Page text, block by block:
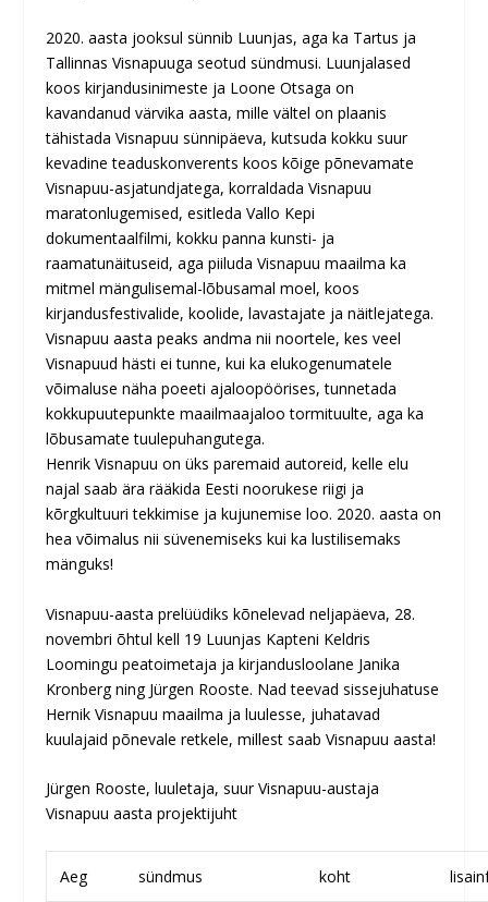
2020. aasta jooksul sünnib Luunjas, aga ka Tartus ja
Tallinnas Visnapuuga seotud sündmusi. Luunjalased
koos kirjandusinimeste ja Loone Otsaga on
kavandanud värvika aasta, mille vältel on plaanis
tähistada Visnapuu sünnipäeva, kutsuda kokku suur
kevadine teaduskonverents koos kõige põnevamate
Visnapuu-asjatundjatega, korraldada Visnapuu
maratonlugemised, esitleda Vallo Kepi
dokumentaalfilmi, kokku panna kunsti- ja
raamatunäituseid, aga piiluda Visnapuu maailma ka
mitmel mängulisemal-lõbusamal moel, koos
kirjandusfestivalide, koolide, lavastajate ja näitlejatega.
Visnapuu aasta peaks andma nii noortele, kes veel
Visnapuud hästi ei tunne, kui ka elukogenumatele
võimaluse näha poeeti ajaloopöörises, tunnetada
kokkupuutepunkte maailmaajaloo tormituulte, aga ka
lõbusamate tuulepuhangutega.
Henrik Visnapuu on üks paremaid autoreid, kelle elu
najal saab ära rääkida Eesti noorukese riigi ja
kõrgkultuuri tekkimise ja kujunemise loo. 2020. aasta on
hea võimalus nii süvenemiseks kui ka lustilisemaks
mänguks!
Visnapuu-aasta prelüüdiks kõnelevad neljapäeva, 28.
novembri õhtul kell 19 Luunjas Kapteni Keldris
Loomingu peatoimetaja ja kirjandusloolane Janika
Kronberg ning Jürgen Rooste. Nad teevad sissejuhatuse
Hernik Visnapuu maailma ja luulesse, juhatavad
kuulajaid põnevale retkele, millest saab Visnapuu aasta!
Jürgen Rooste, luuletaja, suur Visnapuu-austaja
Visnapuu aasta projektijuht
Aeg sündmus koht